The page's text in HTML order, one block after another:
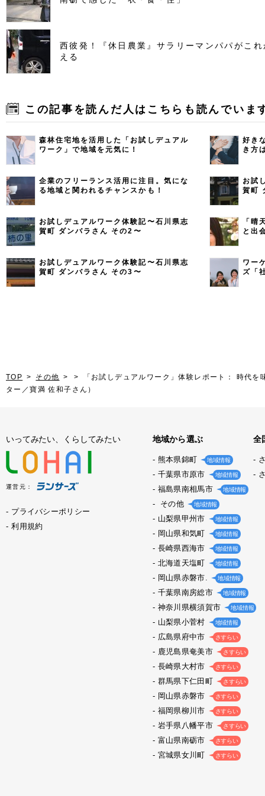
西彼発！『休日農業』サラリーマンパパがこ
える
この記事を読んだ人はこちらも読んでいま
森林住宅地を活用した「お試しデュアル
ワーク」で地域を元気に！
好き
き方
企業のフリーランス活用に注目。気にな
る地域と関われるチャンスかも！
お試
賀町
お試しデュアルワーク体験記〜石川県志
賀町 ダンバラさん その2〜
「晴
と出
お試しデュアルワーク体験記〜石川県志
賀町 ダンバラさん その3〜
ワー
ズ「
TOP その他
「お試しデュアルワーク」体験レポート： 時代
ター／寶満 佐和子さん）
いってみたい、くらしてみたい
運営元：
プライバシーポリシー
利用規約
地域から選ぶ
熊本県錦町 地域情報
千葉県市原市 地域情報
福島県南相馬市 地域情報
その他 地域情報
山梨県甲州市 地域情報
岡山県和気町 地域情報
長崎県西海市 地域情報
北海道天塩町 地域情報
岡山県赤磐市. 地域情報
千葉県南房総市 地域情報
神奈川県横須賀市 地域情報
山梨県小菅村 地域情報
広島県府中市 さすらい
鹿児島県奄美市 さすらい
長崎県大村市 さすらい
群馬県下仁田町 さすらい
岡山県赤磐市 さすらい
福岡県柳川市 さすらい
岩手県八幡平市 さすらい
富山県南砺市 さすらい
宮城県女川町 さすらい
全